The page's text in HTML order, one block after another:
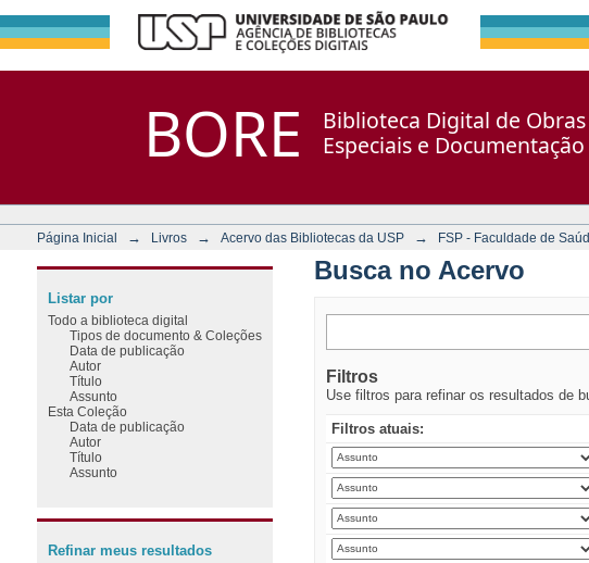
BORE
Biblioteca Digital de Obras
Especiais e
Página Inicial → Livros → Acervo das Bibliotecas da USP → FSP - Faculdade de
Busca no Acervo
Filtros
Use filtros para refinar os resultados de
Filtros atuais:
Listar por
Todo a biblioteca digital
Tipos de documento & Coleções
Data de publicação
Autor
Título
Assunto
Esta Coleção
Data de publicação
Autor
Título
Assunto
Refinar meus resultados